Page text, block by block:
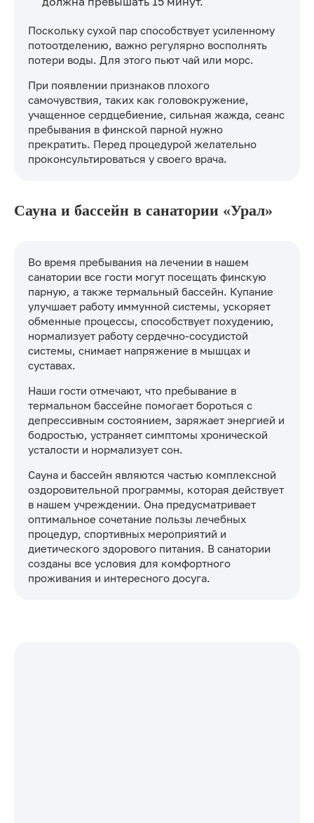
Поскольку сухой пар способствует усиленному
потоотделению, важно регулярно восполнять
потери воды. Для этого пьют чай или морс.
При появлении признаков плохого
самочувствия, таких как головокружение,
учащенное сердцебиение, сильная жажда, сеанс
пребывания в финской парной нужно
прекратить. Перед процедурой желательно
проконсультироваться у своего врача.
Сауна и бассейн в санатории «Урал»
Во время пребывания на лечении в нашем
санатории все гости могут посещать финскую
парную, а также термальный бассейн. Купание
улучшает работу иммунной системы, ускоряет
обменные процессы, способствует похудению,
нормализует работу сердечно-сосудистой
системы, снимает напряжение в мышцах и
суставах.
Наши гости отмечают, что пребывание в
термальном бассейне помогает бороться с
депрессивным состоянием, заряжает энергией и
бодростью, устраняет симптомы хронической
усталости и нормализует сон.
Сауна и бассейн являются частью комплексной
оздоровительной программы, которая действует
в нашем учреждении. Она предусматривает
оптимальное сочетание пользы лечебных
процедур, спортивных мероприятий и
диетического здорового питания. В санатории
созданы все условия для комфортного
проживания и интересного досуга.